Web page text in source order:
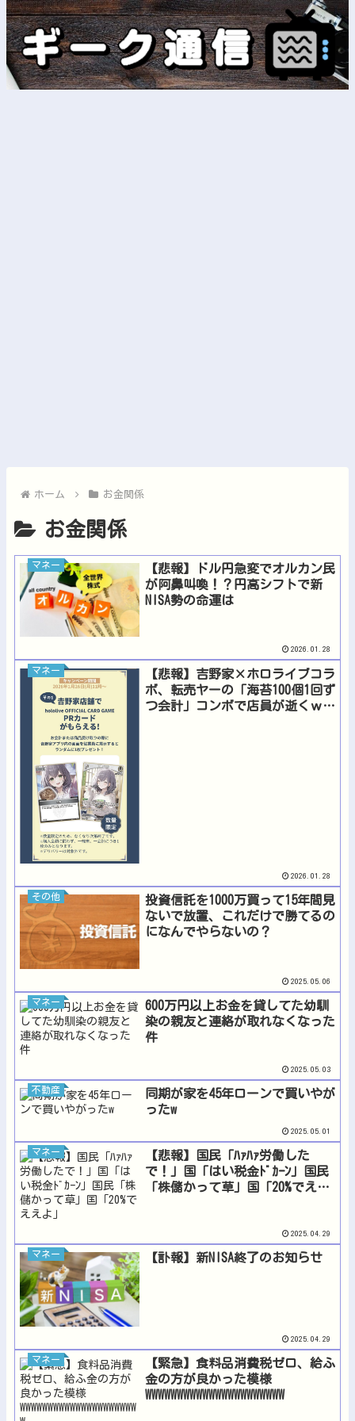
ホーム お金関係
お金関係
マネー
【悲報】ドル円急変でオルカン民
が阿鼻叫喚！？円高シフトで新
NISA勢の命運は
2026.01.28
マネー
【悲報】吉野家×ホロライブコラ
ボ、転売ヤーの「海苔100個1回ず
つ会計」コンボで店員が逝くｗｗ
2026.01.28
その他
投資信託を1000万買って15年間見
ないで放置、これだけで勝てるの
になんでやらないの？
2025.05.06
マネー
600万円以上お金を貸してた幼馴
染の親友と連絡が取れなくなった
件
2025.05.03
不動産
同期が家を45年ローンで買いやが
ったw
2025.05.01
マネー
【悲報】国民「ﾊｧﾊｧ労働した
で！」国「はい税金ﾄﾞｶｰﾝ」国民
「株儲かって草」国「20%でええ
2025.04.29
マネー 【訃報】新NISA終了のお知らせ
2025.04.29
マネー
【緊急】食料品消費税ゼロ、給ふ
金の方が良かった模様
WWWWWWWWWWWWWWWWWWWWWW